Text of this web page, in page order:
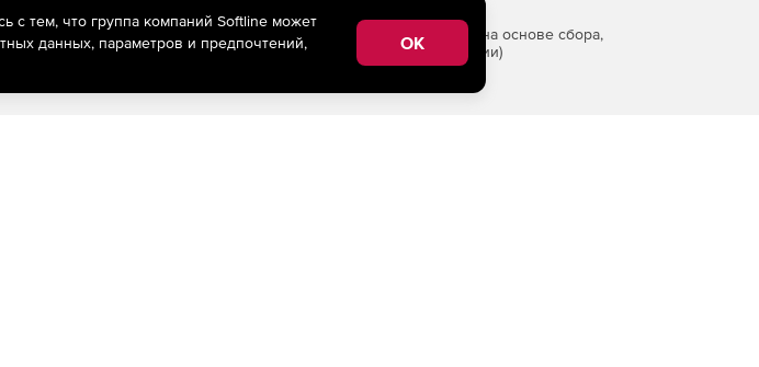
(информационные технологии предоставления информации на основе сбора,
«Интернет», находящихся на территории Российской Федерации)
с тем, что группа компаний Softline может
данных, параметров и предпочтений,
OK